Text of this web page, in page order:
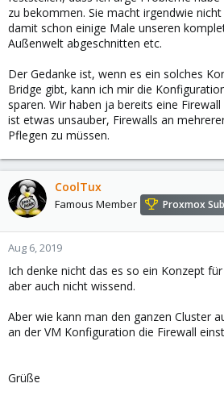
zu bekommen. Sie macht irgendwie
damit schon einige Male unseren
Außenwelt abgeschnitten etc.
Der Gedanke ist, wenn es ein solches
Bridge gibt, kann ich mir die
sparen. Wir haben ja bereits eine
ist etwas unsauber, Firewalls an
Pflegen zu müssen.
CoolTux
Famous Member Proxmox
Aug 6, 2019
Ich denke nicht das es so ein Konzept
aber auch nicht wissend.
Aber wie kann man den ganzen Cluster
an der VM Konfiguration die Firewall
Grüße